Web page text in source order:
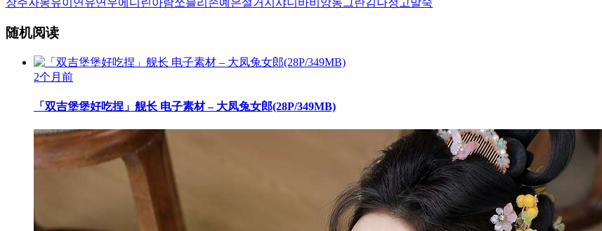
장주자몽유이 연유연우에디린아람쏘블리 손예은설거지 샤니 바비앙동그란김나정 고말숙
随机阅读
2个月前
「双吉堡堡好吃捏」舰长 电子素材 – 大凤兔女郎(28P/349MB)